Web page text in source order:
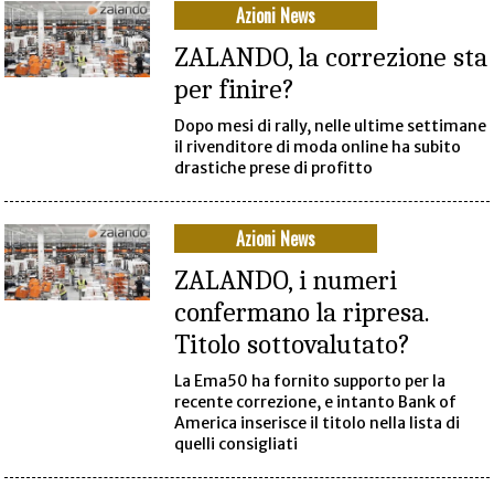
Azioni News
ZALANDO, la correzione sta
per finire?
Dopo mesi di rally, nelle ultime settimane
il rivenditore di moda online ha subito
drastiche prese di profitto
Azioni News
ZALANDO, i numeri
confermano la ripresa.
Titolo sottovalutato?
La Ema50 ha fornito supporto per la
recente correzione, e intanto Bank of
America inserisce il titolo nella lista di
quelli consigliati